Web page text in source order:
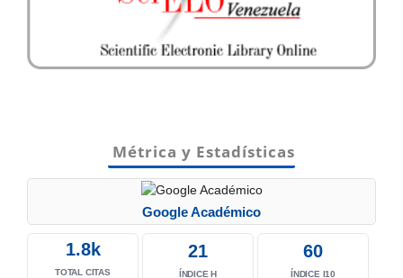
Métrica y Estadísticas
Google Académico
1.8k
TOTAL CITAS
21
ÍNDICE H
60
ÍNDICE I10